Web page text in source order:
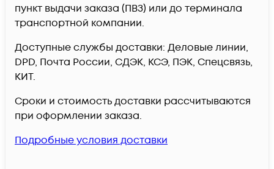
пункт выдачи заказа (ПВЗ) или до терминала
транспортной компании.
Доступные службы доставки: Деловые линии,
DPD, Почта России, СДЭК, КСЭ, ПЭК, Спецсвязь,
КИТ.
Сроки и стоимость доставки рассчитываются
при оформлении заказа.
Подробные условия доставки